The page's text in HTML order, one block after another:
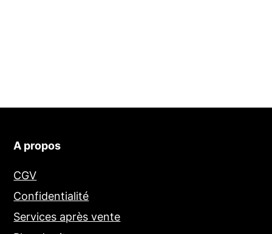
A propos
CGV
Confidentialité
Services après vente